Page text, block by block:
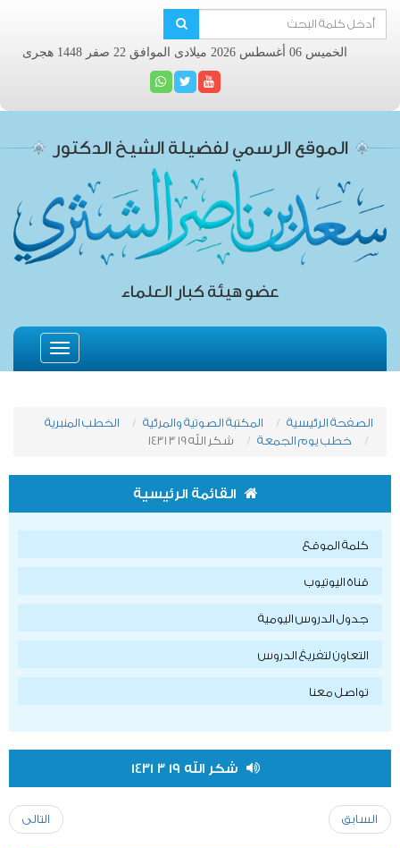
الخميس 06 أغسطس 2026 ميلادى الموافق 22 صفر 1448 هجرى
الموقع الرسمي لفضيلة الشيخ الدكتور
عضو هيئة كبار العلماء
Toggle
navigation
الصفحة الرئيسية المكتبة الصوتية والمرئية
الخطب المنبرية
خطب يوم الجمعة
شكر الله 19 3 1431
القائمة الرئيسية
كلمة الموقع
قناة اليوتيوب
جدول الدروس اليومية
التعاون لتفريغ الدروس
تواصل معنا
شكر الله 19 3 1431
السابق التالى